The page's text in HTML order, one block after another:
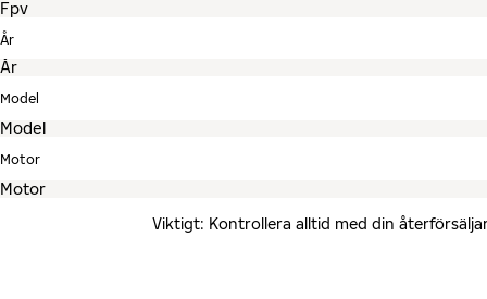
År
Model
Motor
Viktigt: Kontrollera alltid med din